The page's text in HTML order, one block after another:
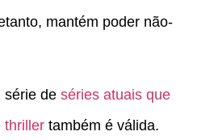
mantém poder não-
série de séries atuais que
thriller também é válida.